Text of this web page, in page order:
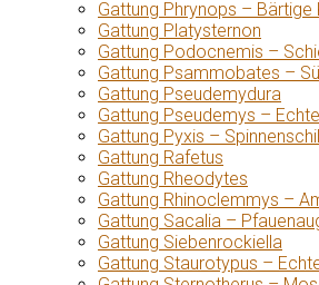
Gattung Phrynops –
Gattung Platysternon
Gattung Podocnemis –
Gattung Psammobates –
Gattung Pseudemydura
Gattung Pseudemys –
Gattung Pyxis –
Gattung Rafetus
Gattung Rheodytes
Gattung Rhinoclemmys –
Gattung Sacalia –
Gattung Siebenrockiella
Gattung Staurotypus –